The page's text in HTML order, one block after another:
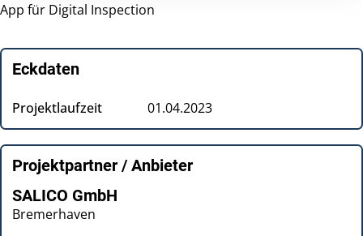
App für Digital Inspection
Eckdaten
Projektlaufzeit 01.04.2023
Projektpartner / Anbieter
SALICO GmbH
Bremerhaven